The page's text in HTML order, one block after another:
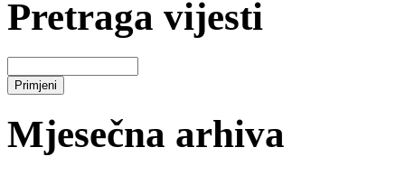
Pretraga vijesti
Mjesečna arhiva